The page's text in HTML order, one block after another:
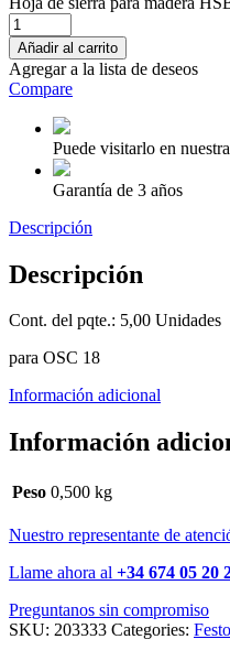
Añadir al carrito
Agregar a la lista de deseos
Compare
Puede visitarlo en
Garantía de 3 años
Descripción
Descripción
Cont. del pqte.: 5,00 Unidades
para OSC 18
Información adicional
Información
Peso 0,500 kg
Nuestro representante de
Llame ahora al +34 674 05 20
Preguntanos sin compromiso
SKU: 203333 Categories: